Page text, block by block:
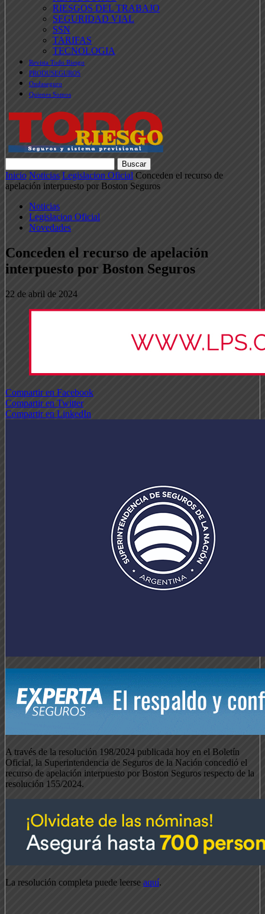
RIESGOS DEL TRABAJO
SEGURIDAD VIAL
SSN
TARIFAS
TECNOLOGIA
Revista Todo Riesgo
PRODUSEGUROS
Ondaseguro
Quienes Somos
Inicio Noticias Legislacion Oficial Conceden el recurso de
apelación interpuesto por Boston Seguros
Noticias
Legislacion Oficial
Novedades
Conceden el recurso de apelación
interpuesto por Boston Seguros
22 de abril de 2024
Compartir en Facebook
Compartir en Twitter
Compartir en LinkedIn
A través de la resolución 198/2024 publicada hoy en el Boletín
Oficial, la Superintendencia de Seguros de la Nación concedió el
recurso de apelación interpuesto por Boston Seguros respecto de la
resolución 155/2024.
La resolución completa puede leerse aquí.